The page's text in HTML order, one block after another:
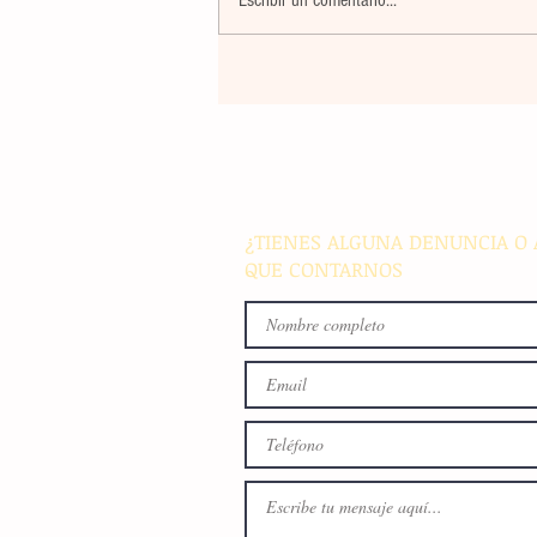
¿TIENES ALGUNA DENUNCIA O
QUE CONTARNOS